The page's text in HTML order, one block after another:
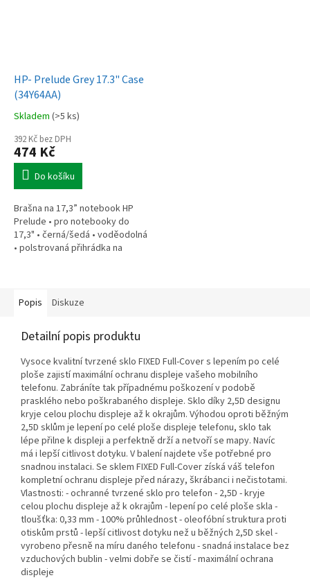
HP- Prelude Grey 17.3" Case
(34Y64AA)
Skladem (>5 ks)
392 Kč bez DPH
474 Kč
Do košíku
Brašna na 17,3” notebook HP
Prelude • pro notebooky do
17,3" • černá/šedá • voděodolná
• polstrovaná přihrádka na
Popis Diskuze
Detailní popis produktu
Vysoce kvalitní tvrzené sklo FIXED Full-Cover s lepením po celé
ploše zajistí maximální ochranu displeje vašeho mobilního
telefonu. Zabráníte tak případnému poškození v podobě
prasklého nebo poškrabaného displeje. Sklo díky 2,5D designu
kryje celou plochu displeje až k okrajům. Výhodou oproti běžným
2,5D sklům je lepení po celé ploše displeje telefonu, sklo tak
lépe přilne k displeji a perfektně drží a netvoří se mapy. Navíc
má i lepší citlivost dotyku. V balení najdete vše potřebné pro
snadnou instalaci. Se sklem FIXED Full-Cover získá váš telefon
kompletní ochranu displeje před nárazy, škrábanci i nečistotami.
Vlastnosti: - ochranné tvrzené sklo pro telefon - 2,5D - kryje
celou plochu displeje až k okrajům - lepení po celé ploše skla -
tloušťka: 0,33 mm - 100% průhlednost - oleofóbní struktura proti
otiskům prstů - lepší citlivost dotyku než u běžných 2,5D skel -
vyrobeno přesně na míru daného telefonu - snadná instalace bez
vzduchových bublin - velmi dobře se čistí - maximální ochrana
displeje